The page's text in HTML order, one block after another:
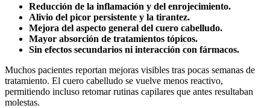
Reducción de la inflamación y del enrojecimiento.
Alivio del picor persistente y la tirantez.
Mejora del aspecto general del cuero cabelludo.
Mayor absorción de tratamientos tópicos.
Sin efectos secundarios ni interacción con fármacos.
Muchos pacientes reportan mejoras visibles tras pocas semanas de
tratamiento. El cuero cabelludo se vuelve menos reactivo,
permitiendo incluso retomar rutinas capilares que antes resultaban
molestas.